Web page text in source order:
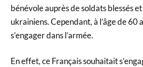
bénévole auprès de soldats blessés
ukrainiens. Cependant, à l’âge de 60
s’engager dans l’armée.
En effet, ce Français souhaitait